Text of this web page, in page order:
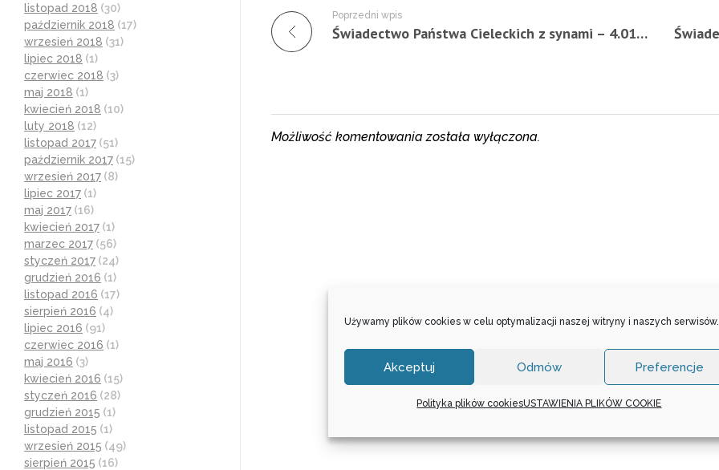
Używamy plików cookies w celu optymalizacji naszej witryny i naszych serwisów.
Akceptuj Odmów Preferencje
Polityka plików cookiesUSTAWIENIA PLIKÓW COOKIE
Poprzedni wpis
Świadectwo Państwa Cieleckich z synami – 4.01.2016 r.
Możliwość komentowania została wyłączona.
listopad 2018 (30)
październik 2018 (17)
wrzesień 2018 (31)
lipiec 2018 (1)
czerwiec 2018 (3)
maj 2018 (1)
kwiecień 2018 (10)
luty 2018 (12)
listopad 2017 (51)
październik 2017 (15)
wrzesień 2017 (8)
lipiec 2017 (1)
maj 2017 (16)
kwiecień 2017 (1)
marzec 2017 (56)
styczeń 2017 (24)
grudzień 2016 (1)
listopad 2016 (17)
sierpień 2016 (4)
lipiec 2016 (91)
czerwiec 2016 (1)
maj 2016 (3)
kwiecień 2016 (15)
styczeń 2016 (28)
grudzień 2015 (1)
listopad 2015 (1)
wrzesień 2015 (49)
sierpień 2015 (16)